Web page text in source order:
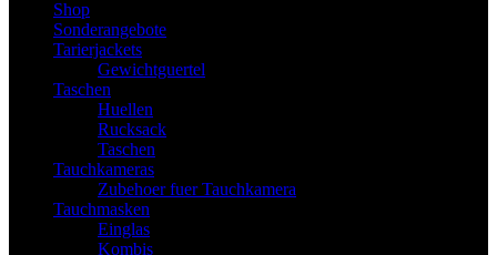
Shop
Sonderangebote
Tarierjackets
Gewichtguertel
Taschen
Huellen
Rucksack
Taschen
Tauchkameras
Zubehoer fuer Tauchkamera
Tauchmasken
Einglas
Kombis